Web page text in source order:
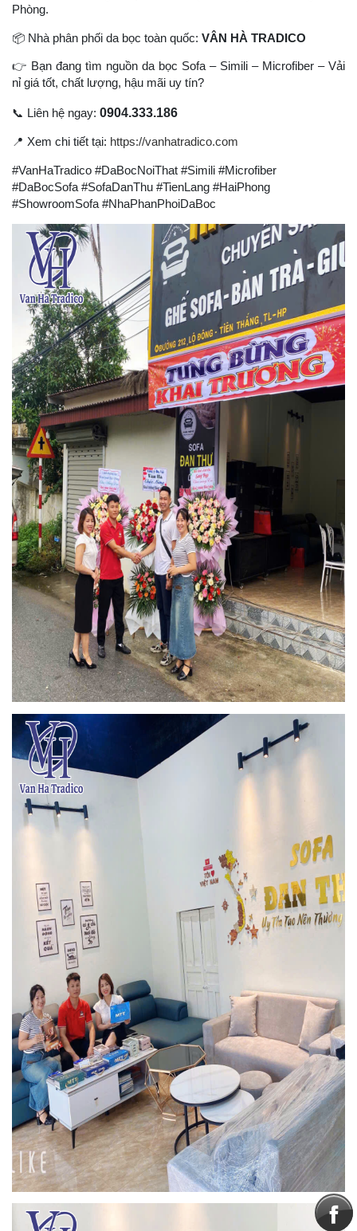
Phòng.
📦 Nhà phân phối da bọc toàn quốc: VÂN HÀ TRADICO
👉 Bạn đang tìm nguồn da bọc Sofa – Simili – Microfiber – Vải
nỉ giá tốt, chất lượng, hậu mãi uy tín?
📞 Liên hệ ngay: 0904.333.186
📍 Xem chi tiết tại: https://vanhatradico.com
#VanHaTradico #DaBocNoiThat #Simili #Microfiber
#DaBocSofa #SofaDanThu #TienLang #HaiPhong
#ShowroomSofa #NhaPhanPhoiDaBoc